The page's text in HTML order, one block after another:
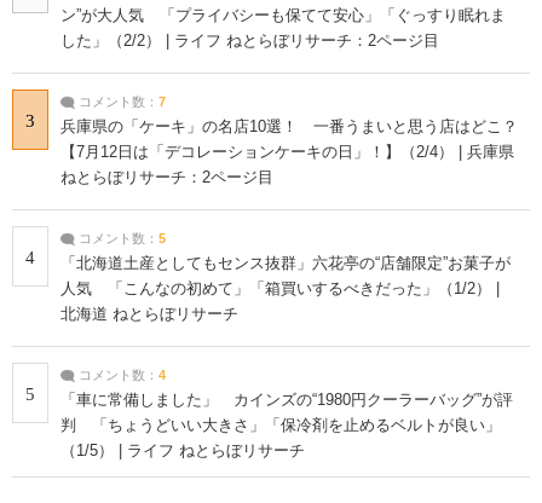
ン”が大人気 「プライバシーも保てて安心」「ぐっすり眠れま
した」（2/2） | ライフ ねとらぼリサーチ：2ページ目
3
コメント数： 7
兵庫県の「ケーキ」の名店10選！ 一番うまいと思う店はどこ？
【7月12日は「デコレーションケーキの日」！】（2/4） | 兵庫県
ねとらぼリサーチ：2ページ目
4
コメント数： 5
「北海道土産としてもセンス抜群」六花亭の“店舗限定”お菓子が
人気 「こんなの初めて」「箱買いするべきだった」（1/2） |
北海道 ねとらぼリサーチ
5
コメント数： 4
「車に常備しました」 カインズの“1980円クーラーバッグ”が評
判 「ちょうどいい大きさ」「保冷剤を止めるベルトが良い」
（1/5） | ライフ ねとらぼリサーチ